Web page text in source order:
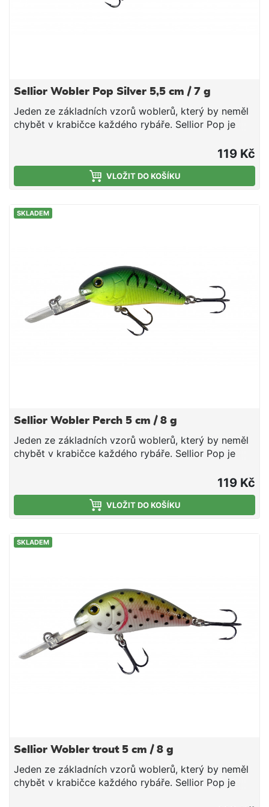
Sellior Wobler Pop Silver 5,5 cm / 7 g
Jeden ze základních vzorů woblerů, který by neměl
chybět v krabičce každého rybáře. Sellior Pop je
tloušťů a bolenů. Wobler je vybaven dvěma velmi
kvalitními trojháčky od značky VMC. Plastové tělo
obsahuje ocelové kuličky, které fungují jako
akustický vyvolávač záběrů a zároveň díky své váze
Zvukový Plovoucí Jednodílný Délka 55 cm
119 Kč
VLOŽIT DO KOŠÍKU
SKLADEM
Sellior Wobler Perch 5 cm / 8 g
Jeden ze základních vzorů woblerů, který by neměl
chybět v krabičce každého rybáře. Sellior Pop je
tloušťů a pstruhů. Wobler je vybaven dvěma velmi
kvalitními trojháčky od značky VMC. Plastové tělo
obsahuje ocelové kuličky, které fungují jako
akustický vyvolávač záběrů a zároveň díky své váze
Zvukový Potápivý Jednodílný Délka 5 cm Hmotnost
119 Kč
VLOŽIT DO KOŠÍKU
SKLADEM
Sellior Wobler trout 5 cm / 8 g
Jeden ze základních vzorů woblerů, který by neměl
chybět v krabičce každého rybáře. Sellior Pop je